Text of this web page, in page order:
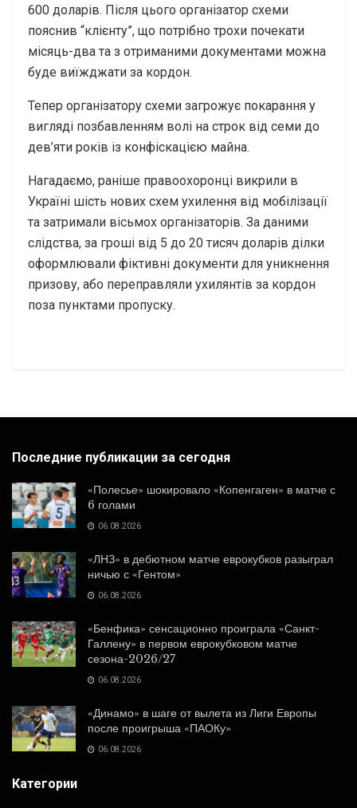
600 доларів. Після цього організатор схеми
пояснив “клієнту”, що потрібно трохи почекати
місяць-два та з отриманими документами можна
буде виїжджати за кордон.
Тепер організатору схеми загрожує покарання у
вигляді позбавленням волі на строк від семи до
дев’яти років із конфіскацією майна.
Нагадаємо, раніше правоохоронці викрили в
Україні шість нових схем ухилення від мобілізації
та затримали вісьмох організаторів. За даними
слідства, за гроші від 5 до 20 тисяч доларів ділки
оформлювали фіктивні документи для уникнення
призову, або переправляли ухилянтів за кордон
поза пунктами пропуску.
Последние публикации за сегодня
«Полесье» шокировало «Копенгаген» в матче с
6 голами
06.08.2026
«ЛНЗ» в дебютном матче еврокубков разыграл
ничью с «Гентом»
06.08.2026
«Бенфика» сенсационно проиграла «Санкт-
Галлену» в первом еврокубковом матче
сезона-2026/27
06.08.2026
«Динамо» в шаге от вылета из Лиги Европы
после проигрыша «ПАОКу»
06.08.2026
Категории